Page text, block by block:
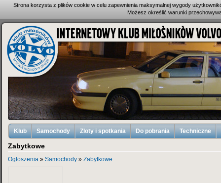
Strona korzysta z plików cookie w celu zapewnienia maksymalnej wygody
Możesz określić warunki
Klub Samochody Zloty i spotkania Do pobrania Techniczne
Zabytkowe
Ogłoszenia » Samochody » Zabytkowe